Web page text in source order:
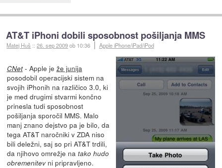
AT&T iPhoni dobili sposobnost pošiljanja MMS
Matej Huš ::26. sep 2009ob 10:36 Apple iPhone/iPad/iPod
CNet- Apple je že junija
posodobil operacijski sistem na
svojih iPhonih na različico 3.0, ki
je med drugimi stvarmi končno
prinesla tudi sposobnost
pošiljanja sporočil MMS. Malo
manj znano dejstvo pa je bilo, da
tega AT&T naročniki v ZDA niso
bili deležni, saj so pri AT&T trdili,
da njihovo omrežje na tako hudo
obremenitevni pripravljeno.